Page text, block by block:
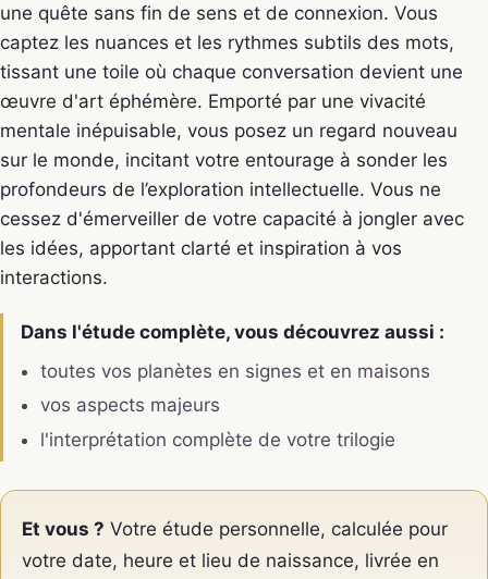
une quête sans fin de sens et de connexion. Vous
captez les nuances et les rythmes subtils des mots,
tissant une toile où chaque conversation devient une
œuvre d'art éphémère. Emporté par une vivacité
mentale inépuisable, vous posez un regard nouveau
sur le monde, incitant votre entourage à sonder les
profondeurs de l’exploration intellectuelle. Vous ne
cessez d'émerveiller de votre capacité à jongler avec
les idées, apportant clarté et inspiration à vos
interactions.
Dans l'étude complète, vous découvrez aussi :
toutes vos planètes en signes et en maisons
vos aspects majeurs
l'interprétation complète de votre trilogie
Et vous ? Votre étude personnelle, calculée pour
votre date, heure et lieu de naissance, livrée en